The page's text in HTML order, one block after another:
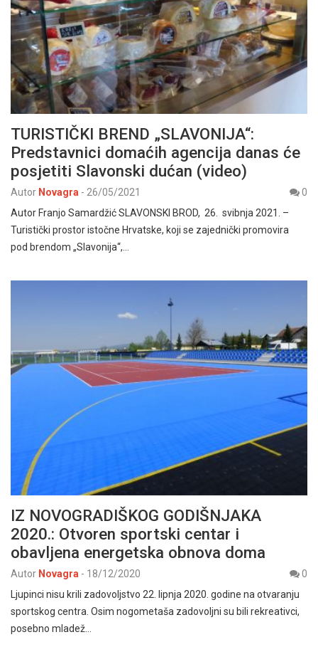
TURISTIČKI BREND „SLAVONIJA“:
Predstavnici domaćih agencija danas će
posjetiti Slavonski dućan (video)
Autor Novagra - 26/05/2021
0
Autor Franjo Samardžić SLAVONSKI BROD, 26. svibnja 2021. –
Turistički prostor istočne Hrvatske, koji se zajednički promovira
pod brendom „Slavonija“,…
IZ NOVOGRADIŠKOG GODIŠNJAKA
2020.: Otvoren sportski centar i
obavljena energetska obnova doma
Autor Novagra - 18/12/2020
0
Ljupinci nisu krili zadovoljstvo 22. lipnja 2020. godine na otvaranju
sportskog centra. Osim nogometaša zadovoljni su bili rekreativci,
posebno mladež…